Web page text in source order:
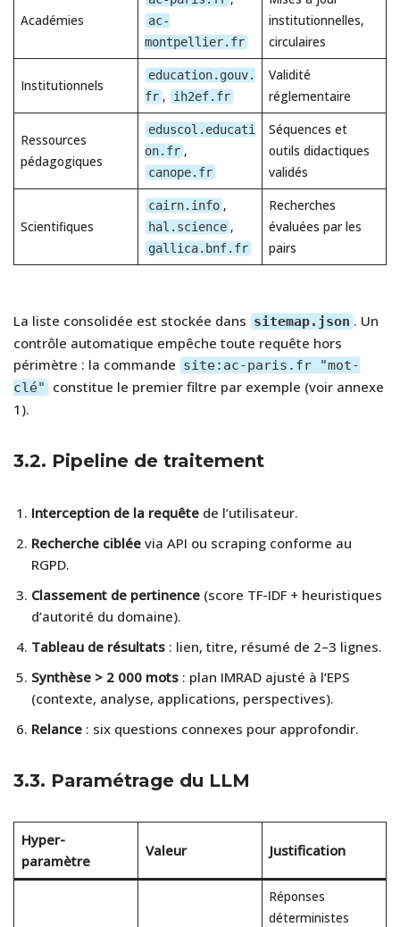
Académies
ac-
montpellier.fr
institutionnelles,
circulaires
Institutionnels
education.gouv.
fr , ih2ef.fr
Validité
réglementaire
Ressources
pédagogiques
eduscol.educati
on.fr ,
canope.fr
Séquences et
outils didactiques
validés
Scientifiques
cairn.info ,
hal.science ,
gallica.bnf.fr
Recherches
évaluées par les
pairs
La liste consolidée est stockée dans sitemap.json . Un
contrôle automatique empêche toute requête hors
périmètre : la commande site:ac-paris.fr "mot-
clé"
constitue le premier filtre par exemple (voir annexe
1).
3.2. Pipeline de traitement
Interception de la requête de l’utilisateur.
Recherche ciblée via API ou scraping conforme au
RGPD.
Classement de pertinence (score TF-IDF + heuristiques
d’autorité du domaine).
Tableau de résultats : lien, titre, résumé de 2–3 lignes.
Synthèse > 2 000 mots : plan IMRAD ajusté à l’EPS
(contexte, analyse, applications, perspectives).
Relance : six questions connexes pour approfondir.
3.3. Paramétrage du LLM
Hyper-
paramètre
Valeur Justification
Réponses
déterministes